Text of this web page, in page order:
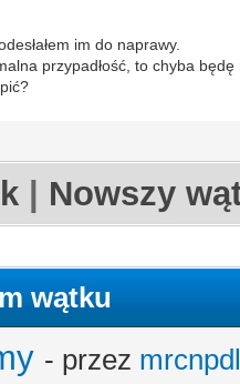
im do naprawy.
przypadłość, to chyba
Nowszy
wątku
- przez